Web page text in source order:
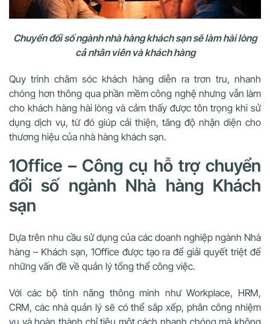
Chuyển đổi số ngành nhà hàng khách sạn sẽ làm hài lòng
cả nhân viên và khách hàng
Quy trình chăm sóc khách hàng diễn ra trơn tru, nhanh
chóng hơn thông qua phần mềm công nghệ nhưng vẫn làm
cho khách hàng hài lòng và cảm thấy được tôn trọng khi sử
dụng dịch vụ, từ đó giúp cải thiện, tăng độ nhận diện cho
thương hiệu của nhà hàng khách sạn.
1Office – Công cụ hỗ trợ chuyển
đổi số ngành Nhà hàng Khách
sạn
Dựa trên nhu cầu sử dụng của các doanh nghiệp ngành Nhà
hàng – Khách sạn, 1Office được tạo ra để giải quyết triệt để
những vấn đề về quản lý tổng thể công việc.
Với các bộ tính năng thông minh như Workplace, HRM,
CRM, các nhà quản lý sẽ có thể sắp xếp, phân công nhiệm